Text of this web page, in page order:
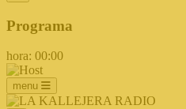
Programa
hora: 00:00
menu